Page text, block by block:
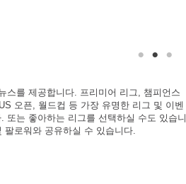
스를 제공합니다. 프리미어 리그, 챔피언스
오픈, 월드컵 등 가장 유명한 리그 및 이벤
또는 좋아하는 리그를 선택하실 수도 있습니
로워와 공유하실 수 있습니다.